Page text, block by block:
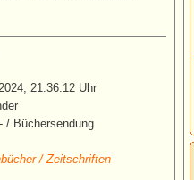
21:36:12 Uhr
/ Büchersendung
/ Zeitschriften